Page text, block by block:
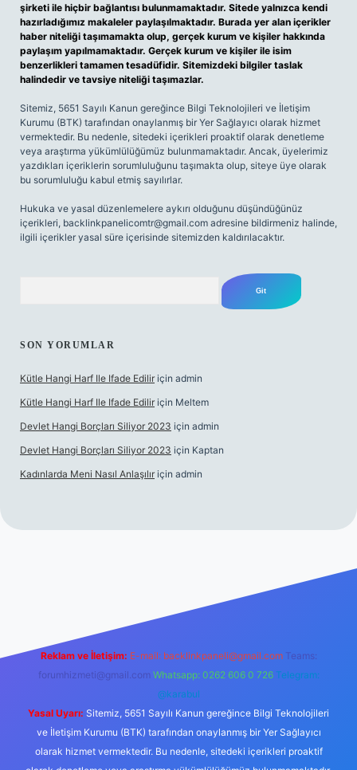
şirketi ile hiçbir bağlantısı bulunmamaktadır. Sitede yalnızca kendi
hazırladığımız makaleler paylaşılmaktadır. Burada yer alan içerikler
haber niteliği taşımamakta olup, gerçek kurum ve kişiler hakkında
paylaşım yapılmamaktadır. Gerçek kurum ve kişiler ile isim
benzerlikleri tamamen tesadüfidir. Sitemizdeki bilgiler taslak
halindedir ve tavsiye niteliği taşımazlar.
Sitemiz, 5651 Sayılı Kanun gereğince Bilgi Teknolojileri ve İletişim
Kurumu (BTK) tarafından onaylanmış bir Yer Sağlayıcı olarak hizmet
vermektedir. Bu nedenle, sitedeki içerikleri proaktif olarak denetleme
veya araştırma yükümlülüğümüz bulunmamaktadır. Ancak, üyelerimiz
yazdıkları içeriklerin sorumluluğunu taşımakta olup, siteye üye olarak
bu sorumluluğu kabul etmiş sayılırlar.
Hukuka ve yasal düzenlemelere aykırı olduğunu düşündüğünüz
içerikleri, backlinkpanelicomtr@gmail.com adresine bildirmeniz halinde,
ilgili içerikler yasal süre içerisinde sitemizden kaldırılacaktır.
SON YORUMLAR
Kütle Hangi Harf Ile Ifade Edilir için admin
Kütle Hangi Harf Ile Ifade Edilir için Meltem
Devlet Hangi Borçları Siliyor 2023 için admin
Devlet Hangi Borçları Siliyor 2023 için Kaptan
Kadınlarda Meni Nasıl Anlaşılır için admin
Betexper
Reklam ve İletişim: E-mail: backlinkpaneli@gmail.com Teams:
forumhizmeti@gmail.com Whatsapp: 0262 606 0 726 Telegram:
@karabul
Yasal Uyarı: Sitemiz, 5651 Sayılı Kanun gereğince Bilgi Teknolojileri
ve İletişim Kurumu (BTK) tarafından onaylanmış bir Yer Sağlayıcı
olarak hizmet vermektedir. Bu nedenle, sitedeki içerikleri proaktif